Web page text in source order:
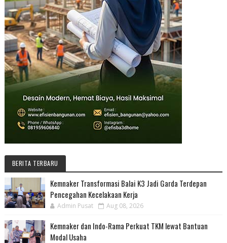
BERITA TERBARU
Kemnaker Transformasi Balai K3 Jadi Garda Terdepan
Pencegahan Kecelakaan Kerja
Admin Pusat Aug 08, 2026
Kemnaker dan Indo-Rama Perkuat TKM lewat Bantuan
Modal Usaha